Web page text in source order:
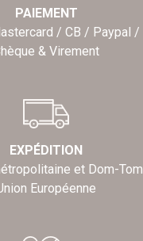
PAIEMENT
/ CB / Paypal /
& Virement
EXPÉDITION
et Dom-Tom
Européenne